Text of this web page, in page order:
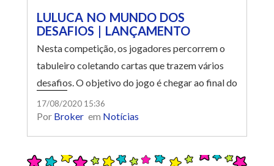
LULUCA NO MUNDO DOS
DESAFIOS | LANÇAMENTO
Nesta competição, os jogadores percorrem o
tabuleiro coletando cartas que trazem vários
desafios. O objetivo do jogo é chegar ao final do
tabuleiro antes que os outros competidores.
17/08/2020 15:36
Por Broker em Notícias